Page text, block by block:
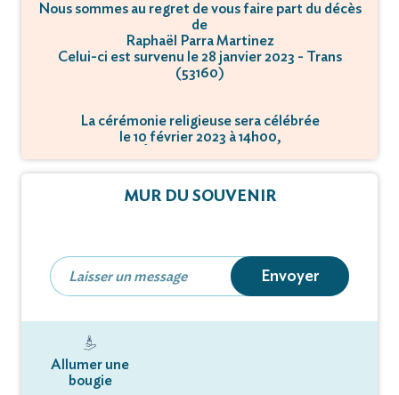
Nous sommes au regret de vous faire part du décès
de
Raphaël Parra Martinez
Celui-ci est survenu le 28 janvier 2023 - Trans
(53160)
La cérémonie religieuse sera célébrée
le 10 février 2023 à 14h00,
le 10 février 2023 à 16h00,
MUR DU SOUVENIR
Envoyer
Allumer une
bougie